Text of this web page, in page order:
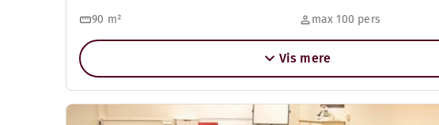
90 m² max 100 pers
Vis mere